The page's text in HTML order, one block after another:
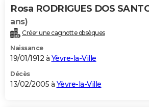
Rosa RODRIGUES DOS
ans)
Créer une cagnotte obsèques
Naissance
19/01/1912 à Yèvre-la-Ville
Décès
13/02/2005 à Yèvre-la-Ville